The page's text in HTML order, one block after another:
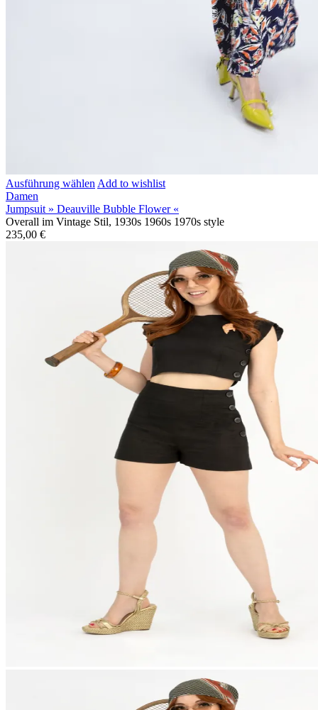
Ausführung wählen Add to wishlist
Damen
Jumpsuit » Deauville Bubble Flower «
Overall im Vintage Stil, 1930s 1960s 1970s style
235,00 €